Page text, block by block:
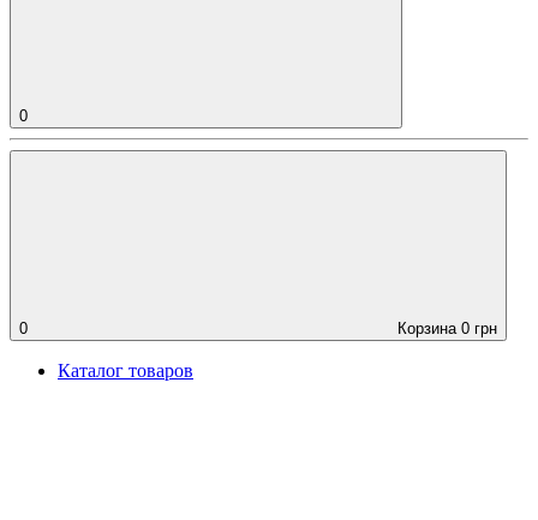
0
0 Корзина 0 грн
Каталог товаров